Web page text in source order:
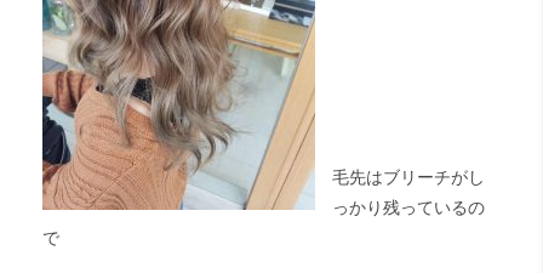
毛先はブリーチがし
っかり残っているの
で